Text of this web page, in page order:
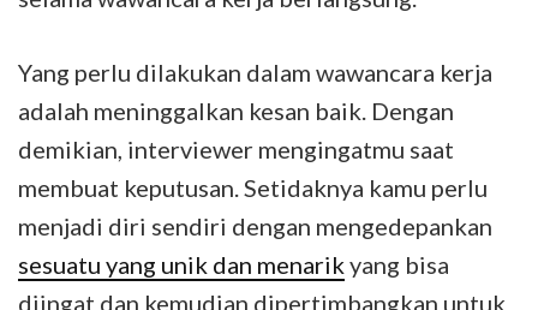
Yang perlu dilakukan dalam wawancara kerja
adalah meninggalkan kesan baik. Dengan
demikian, interviewer mengingatmu saat
membuat keputusan. Setidaknya kamu perlu
menjadi diri sendiri dengan mengedepankan
sesuatu yang unik dan menarik yang bisa
diingat dan kemudian dipertimbangkan untuk